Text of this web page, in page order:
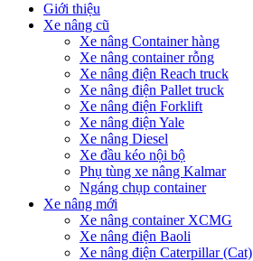
Giới thiệu
Xe nâng cũ
Xe nâng Container hàng
Xe nâng container rỗng
Xe nâng điện Reach truck
Xe nâng điện Pallet truck
Xe nâng điện Forklift
Xe nâng điện Yale
Xe nâng Diesel
Xe đầu kéo nội bộ
Phụ tùng xe nâng Kalmar
Ngáng chụp container
Xe nâng mới
Xe nâng container XCMG
Xe nâng điện Baoli
Xe nâng điện Caterpillar (Cat)